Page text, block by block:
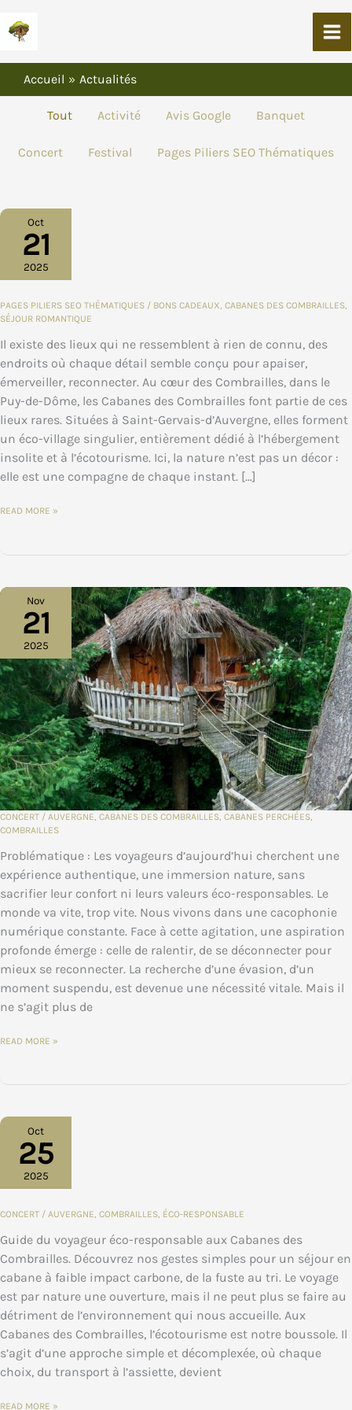
Au
Accueil
Actualités
PAR
Tout Activité Avis Google Banquet
Concert Festival Pages Piliers SEO Thématiques
Oct
21
2025
PAGES PILIERS SEO THÉMATIQUES / BONS CADEAUX, CABANES DES COMBRAILLES,
SÉJOUR ROMANTIQUE
Il existe des lieux qui ne ressemblent à rien de connu, des
endroits où chaque détail semble conçu pour apaiser,
émerveiller, reconnecter. Au cœur des Combrailles, dans le
Puy-de-Dôme, les Cabanes des Combrailles font partie de ces
lieux rares. Situées à Saint-Gervais-d’Auvergne, elles forment
un éco-village singulier, entièrement dédié à l’hébergement
insolite et à l’écotourisme. Ici, la nature n’est pas un décor :
elle est une compagne de chaque instant. […]
OFFRIR
CŒUR
ET
CADEAU
UNE
NUIT
PERCHÉE
?
READ MORE »
Nov
21
2025
CONCERT / AUVERGNE CABANES DES COMBRAILLES CABANES PERCHÉES
COMBRAILLES
Problématique : Les voyageurs d’aujourd’hui cherchent une
expérience authentique, une immersion nature, sans
sacrifier leur confort ni leurs valeurs éco-responsables. Le
monde va vite, trop vite. Nous vivons dans une cacophonie
numérique constante. Face à cette agitation, une aspiration
profonde émerge : celle de ralentir, de se déconnecter pour
mieux se reconnecter. La recherche d’une évasion, d’un
moment suspendu, est devenue une nécessité vitale. Mais il
ne s’agit plus de
LA
PLEINE
LES
CABANES
COMBRAILLES,
RÉFÉRENCE
L’ÉCOTOURISME
DES
INSOLITES
EN
READ MORE »
Oct
25
2025
CONCERT / AUVERGNE COMBRAILLES ÉCO-RESPONSABLE
Guide du voyageur éco-responsable aux Cabanes des
Combrailles. Découvrez nos gestes simples pour un séjour en
cabane à faible impact carbone, de la fuste au tri. Le voyage
est par nature une ouverture, mais il ne peut plus se faire au
détriment de l’environnement qui nous accueille. Aux
Cabanes des Combrailles, l’écotourisme est notre boussole. Il
s’agit d’une approche simple et décomplexée, où chaque
choix, du transport à l’assiette, devient
TOURISME
READ MORE »